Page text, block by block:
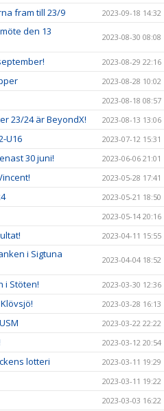
fram till 23/9 2023-09-18 14:32
den 13
2023-08-30 08:08
2023-08-29 22:16
2023-08-28 10:02
2023-08-18 08:57
23/24 är BeyondX! 2023-08-13 13:06
U16 2023-07-12 15:31
30 juni! 2023-06-06 21:01
2023-05-28 17:41
2023-05-21 18:50
2023-05-14 20:16
2023-04-11 15:55
i Sigtuna
2023-04-04 18:52
i Stöten! 2023-03-30 12:36
2023-03-28 16:13
2023-03-22 22:22
2023-03-12 20:54
lotteri 2023-03-11 19:29
2023-03-11 19:22
2023-03-03 16:22